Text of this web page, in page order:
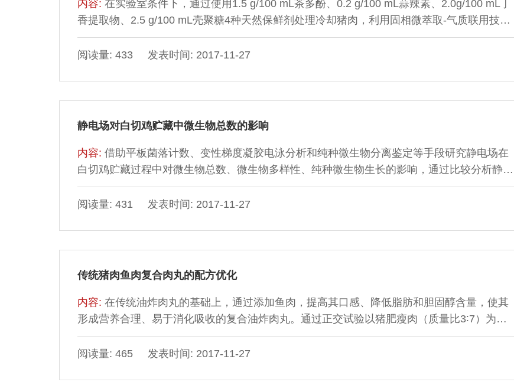
内容: 在实验室条件下，通过使用1.5 g/100 mL茶多酚、0.2 g/100 mL蒜辣素、2.0g/100 mL丁
香提取物、2.5 g/100 mL壳聚糖4种天然保鲜剂处理冷却猪肉，利用固相微萃取-气质联用技术
对复合天然保鲜剂处理前后的冷却猪肉挥发性物质进行分析，处理后冷却猪肉中酯类物质、酮
类物质、其他物质含量明显增加。处理前的冷却猪肉，烃类物质、醛类物质、酯类物质、酮类
阅读量: 433 发表时间: 2017-11-27
静电场对白切鸡贮藏中微生物总数的影响
内容: 借助平板菌落计数、变性梯度凝胶电泳分析和纯种微生物分离鉴定等手段研究静电场在
白切鸡贮藏过程中对微生物总数、微生物多样性、纯种微生物生长的影响，通过比较分析静电
场在纯种微生物生长中的作用，揭示静电场延长白切鸡货架期的机理。结果表明：白切鸡是一
种原始带菌量比较高的产品，通过静电场处理可延长白切鸡产品的货架期。白切鸡中的微生物
阅读量: 431 发表时间: 2017-11-27
传统猪肉鱼肉复合肉丸的配方优化
内容: 在传统油炸肉丸的基础上，通过添加鱼肉，提高其口感、降低脂肪和胆固醇含量，使其
形成营养合理、易于消化吸收的复合油炸肉丸。通过正交试验以猪肥瘦肉（质量比3∶7）为基
准，加入不同比例的鲜鱼肉、玉米淀粉、食盐、饮用水等制成熟制品，经感官评定、成品率分
析并辅助质构仪测定得出最佳组合比例（配方）。结果表明：猪肉鱼肉复合肉丸最佳用料配方
阅读量: 465 发表时间: 2017-11-27